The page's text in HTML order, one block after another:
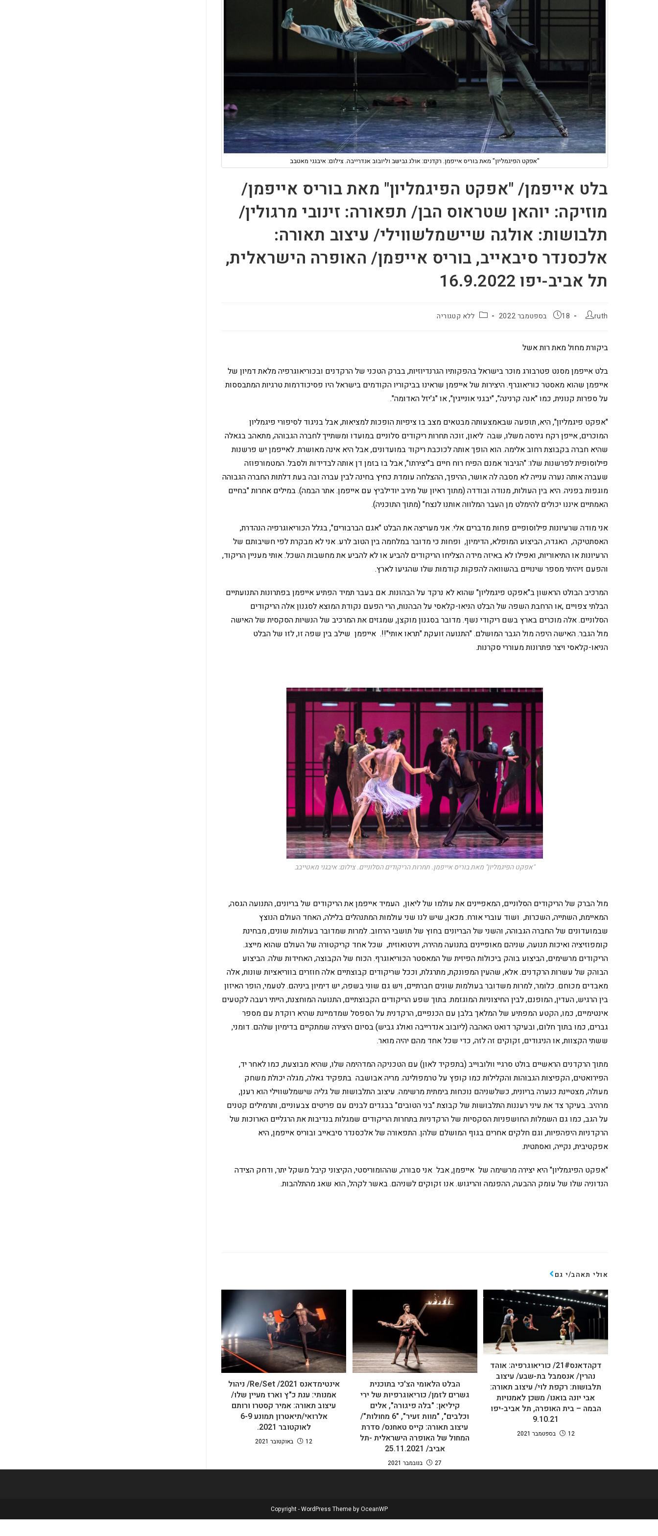
"אפקט הפיגמליון" מאת בוריס אייפמן. רקדנים: אולג גבישב וליובוב אנדרייבה. צילום: איבגני מאטבב
בלט אייפמן/ "אפקט הפיגמליון" מאת בוריס אייפמן/
מוזיקה: יוהאן שטראוס הבן/ תפאורה: זינובי מרגולין/
תלבושות: אולגה שיישמלשווילי/ עיצוב תאורה:
אלכסנדר סיבאייב, בוריס אייפמן/ האופרה הישראלית,
תל אביב-יפו 16.9.2022
ruth 18 בספטמבר 2022 ללא קטגוריה
ביקורת מחול מאת רות אשל
בלט אייפמן מסנט פטרבורג מוכר בישראל בהפקותיו הגרנדיוזיות, בברק הטכני של הרקדנים ובכוריאוגרפיה מלאת דמיון של
אייפמן שהוא מאסטר כוריאוגרף. היצירות של אייפמן שראינו בביקוריו הקודמים בישראל היו פסיכודרמות טרגיות המתבססות
על ספרות קנונית, כמו "אנה קרנינה", "יבגני אונייגין", או "ג'יזל האדומה".
"אפקט פיגמליון", היא, תופעה שבאמצעותה מבטאים מצב בו ציפיות הופכות למציאות, אבל בניגוד לסיפורי פיגמליון
המוכרים, אייפן רקח גירסה משלו, שבה ליאון, זוכה תחרות ריקודים סלוניים במועדו ומשתייך לחברה הגבוהה, מתאהב בגאלה
שהיא חברה בקבוצת רחוב אלימה. הוא הופך אותה לכוכבת ריקוד במועדונים, אבל היא אינה מאושרת. לאייפמן יש פרשנות
פילוסופית לפרשנות שלו: "הגיבור אמנם הפיח רוח חיים ב"יצירתו", אבל בו בזמן דן אותה לבדידות ולסבל. המטמורפוזה
שעברה אותה נערה ענייה לא מסבה לה אושר, ההיפך, ההצלחה עומדת כחיץ בחינה לבין עברה ובה בעת דלתות החברה הגבוהה
מוגפות בפניה. היא בין העולות, מנודה ובודדה (מתוך ראיון של מירב יודילביץ עם אייפמן. אתר הבמה). במילים אחרות "בחיים
האמתיים איננו יכולים להימלט מן העבר המלווה אותנו לנצח" (מתוך התוכניה).
אני מודה שרעיונות פילוסופיים פחות מדברים אלי. אני מעריצה את הבלט "אגם הברבורים", בגלל הכוריאוגרפיה הנהדרת,
האסתטיקה, האגדה, הביצוע המופלא, הדימיון, ופחות כי מדובר במלחמה בין הטוב לרע. אני לא מבקרת לפי חשיבותם של
הרעיונות או התיאוריות, ואפילו לא באיזה מידה הצליחו הריקודים להביע או לא להביע את מחשבות השכל. אותי מעניין הריקוד,
והפעם זיהיתי מספר שינויים בהשוואה להפקות קודמות שלו שהגיעו לארץ.
המרכיב הבולט הראשון ב"אפקט פיגמליון" שהוא לא נרקד על הבהונות. אם בעבר תמיד הפתיע אייפמן בפתרונות התנועתיים
הבלתי צפויים ,או הרחבת השפה של הבלט הניאו-קלאסי על הבהנות, הרי הפעם נקודת המוצא לסגנון אלה הריקודים
הסלוניים. אלה מוכרים בארץ בשם ריקודי נשף. מדובר בסגנון מוקצן, שמגזים את המרכיב של הנשיות הסקסית של האישה
מול הגבר. האישה היפה מול הגבר המושלם. "התנועה זועקת "תראו אותי"!!. אייפמן שילב בין שפה זו, לזו של הבלט
הניאו-קלאסי ויצר פתרונות מעוררי סקרנות.
"אפקט הפיגמליון" מאת בוריס אייפמן. תחרות הריקודים הסלוניים. צילום: איבגני מאטייבב
מול הברק של הריקודים הסלוניים, המאפיינים את עולמו של ליאון, העמיד אייפמן את הריקודים של בריונים, התנועה הגסה,
המאיימת, השתייה, השכרות, ושוד עוברי אורח. מכאן, שיש לנו שני עולמות המתנהלים בלילה, האחד העולם הנוצץ
שבמועדונים של החברה הגבוהה, והשני של הבריונים בחוץ של תושבי הרחוב. למרות שמדובר בעולמות שונים, מבחינת
קומפוזיציה ואיכות תנועה, שניהם מאופיינים בתנועה מהירה, וירטואוזית, שכל אחד קריקטורה של העולם שהוא מייצג.
הריקודים מרשימים, הביצוע בוהק ביכולות הפיזית של המאסטר הכוריאוגרף. הכוח של הקבוצה, האחידות שלה. הביצוע
הבוהק של עשרות הרקדנים. אלא, שהעין המפונקת, מתרגלת, וככל שריקודים קבוצתיים אלה חוזרים בווריאציות שונות, אלה
מאבדים מכוחם. כלומר, למרות משדובר בעולמות שונים חברתיים, ויש גם שוני בשפה, יש דימיון ביניהם. לטעמי, הופר האיזון
בין הרגיש, העדין, המופנם, לבין החיצוניות המוגזמת. בתוך שפע הריקודים הקבוצתיים, התנועה המוחצנת, הייתי רעבה לקטעים
אינטימיים, כמו, הקטע המפתיע של המלאך בלבן עם הכנפיים, הרקדנית על הספסל שמדמיינת שהיא רוקדת עם מספר
גברים, כמו בתוך חלום, ובעיקר דואט האהבה (ליובוב אנדרייבה ואולג גביש) בסיום היצירה שמתקיים בדימיון שלהם. דומני,
ששתי הקצוות, או הניגודים, זקוקים זה לזה, כדי שכל אחד מהם יהיה מואר.
מתוך הרקדנים הראשיים בולט סרגיי וולובוייב (בתפקיד לאון) עם הטכניקה המדהימה שלו, שהיא מבוצעת, כמו לאחר יד,
הפירואטים, הקפיצות הגבוהות והקלילות כמו קופץ על טרמפולינה. מריה אבושבה בתפקיד גאלה, מגלה יכולת משחק
מעולה, מצטיינת כנערה בריונית, כשלשניהם נוכחות בימתית מרשימה. עיצוב התלבושות של גליה שישמלשווילי הוא רענן,
מרהיב. בעיקר צד את עיני רעננות התלבושות של קבוצת "בני הטובים" בבגדים לבנים עם פריטים צבעוניים, ותרמילים קטנים
על הגב, כמו גם השמלות החושפניות הסקסיות של הרקדניות בתחרות הריקודים שמגלות בנדיבות את הרגליים הארוכות של
הרקדניות היפהפיות, וגם חלקים אחרים בגוף המושלם שלהן. התפאורה של אלכסנדר סיבאייב ובוריס אייפמן, היא
אפקטיבית, נקייה, ואסתטית.
"אפקט הפיגמליון" היא יצירה מרשימה של אייפמן, אבל אני סבורה, שההומוריסטי, הקיצוני קיבל משקל יתר, ודחק הצידה
הנדוניה שלו של עומק ההבעה, ההפנמה והריגוש. אנו זקוקים לשניהם. באשר לקהל, הוא שאג מהתלהבות.
אולי תאהב/י גם
אינטימדאנס 2021/ Re/Set/ ניהול
אמנותי: ענת כ"ץ וארז מעיין שלו/
עיצוב תאורה: אמיר קסטרו ורותם
אלרואי/תיאטרון תמונע 6-9
לאוקטובר 2021.
12 באוקטובר 2021
הבלט הלאומי הצ'כי בתוכנית
גשרים לזמן/ כוריאוגרפיות של ירי
קיליאן: "בלה פיגורה", אלים
וכלבים", "מוות זעיר", "6 מחולות"/
עיצוב תאורה: קייס טאחנס/ סדרת
המחול של האופרה הישראלית -תל
אביב/ 25.11.2021
27 בנובמבר 2021
דקהדאנס21#/ כוריאוגרפיה: אוהד
נהרין/ אנסמבל בת-שבע/ עיצוב
תלבושות: רקפת לוי/ עיצוב תאורה:
אבי יונה בואנו/ משכן לאמנויות
הבמה – בית האופרה, תל אביב-יפו
9.10.21
12 בספטמבר 2021
Copyright - WordPress Theme by OceanWP